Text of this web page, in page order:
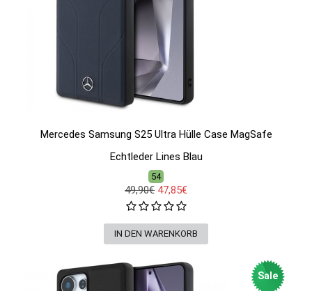
Mercedes Samsung S25 Ultra Hülle Case MagSafe
Echtleder Lines Blau
54
49,90€ 47,85€
Sale